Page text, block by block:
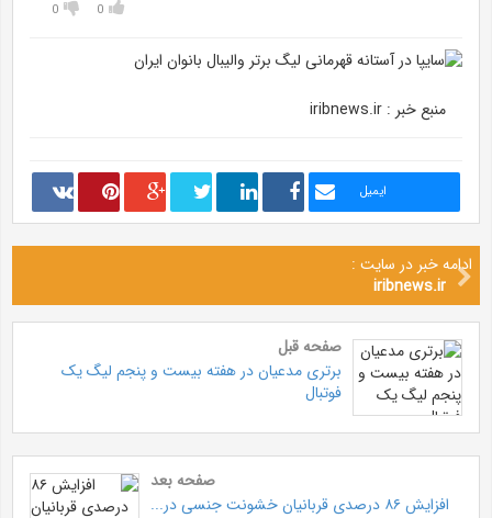
0
0
منبع خبر : iribnews.ir
ایمیل
ادامه خبر در سایت :
iribnews.ir
صفحه قبل
برتری مدعیان در هفته بیست و پنجم لیگ یک
فوتبال
صفحه بعد
افزایش ۸۶ درصدی قربانیان خشونت جنسی در...